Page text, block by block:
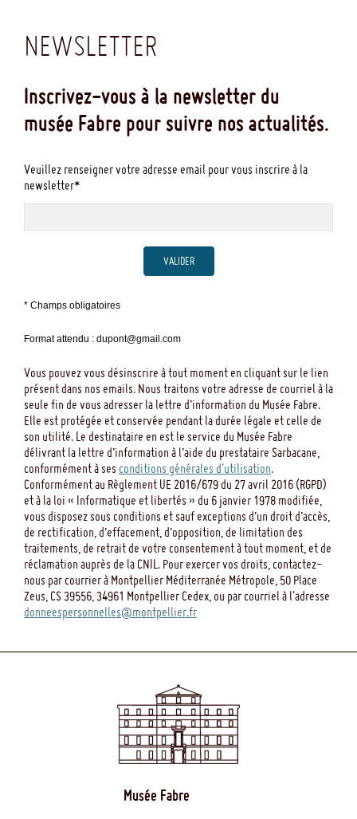
NEWSLETTER
Inscrivez-vous à la newsletter du
musée Fabre pour suivre nos actualités.
Veuillez renseigner votre adresse email pour vous inscrire à la
newsletter*
VALIDER
* Champs obligatoires
Format attendu : dupont@gmail.com
Vous pouvez vous désinscrire à tout moment en cliquant sur le lien
présent dans nos emails. Nous traitons votre adresse de courriel à la
seule fin de vous adresser la lettre d’information du Musée Fabre.
Elle est protégée et conservée pendant la durée légale et celle de
son utilité. Le destinataire en est le service du Musée Fabre
délivrant la lettre d’information à l’aide du prestataire Sarbacane,
conformément à ses conditions générales d'utilisation.
Conformément au Règlement UE 2016/679 du 27 avril 2016 (RGPD)
et à la loi « Informatique et libertés » du 6 janvier 1978 modifiée,
vous disposez sous conditions et sauf exceptions d’un droit d’accès,
de rectification, d’effacement, d’opposition, de limitation des
traitements, de retrait de votre consentement à tout moment, et de
réclamation auprès de la CNIL. Pour exercer vos droits, contactez-
nous par courrier à Montpellier Méditerranée Métropole, 50 Place
Zeus, CS 39556, 34961 Montpellier Cedex, ou par courriel à l'adresse
donneespersonnelles@montpellier.fr
Musée Fabre